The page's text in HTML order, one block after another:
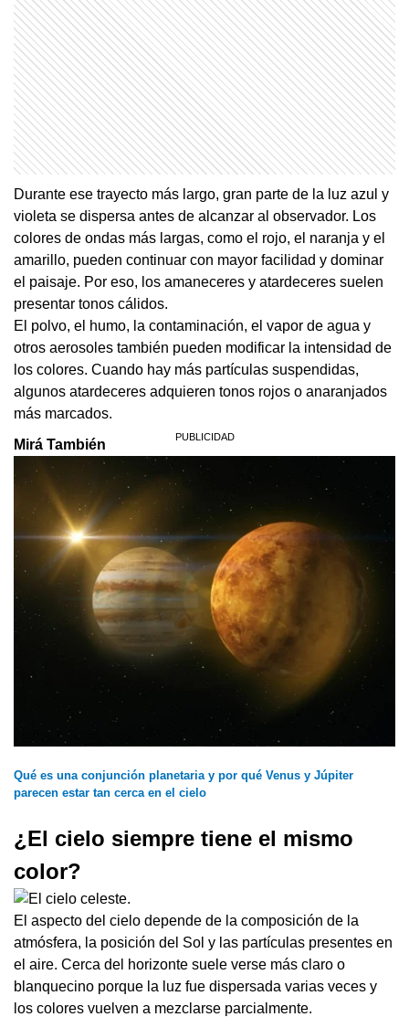
Durante ese trayecto más largo, gran parte de la luz azul y
violeta se dispersa antes de alcanzar al observador. Los
colores de ondas más largas, como el rojo, el naranja y el
amarillo, pueden continuar con mayor facilidad y dominar
el paisaje. Por eso, los amaneceres y atardeceres suelen
presentar tonos cálidos.
El polvo, el humo, la contaminación, el vapor de agua y
otros aerosoles también pueden modificar la intensidad de
los colores. Cuando hay más partículas suspendidas,
algunos atardeceres adquieren tonos rojos o anaranjados
más marcados.
Mirá También
Qué es una conjunción planetaria y por qué Venus y Júpiter
parecen estar tan cerca en el cielo
¿El cielo siempre tiene el mismo
color?
El aspecto del cielo depende de la composición de la
atmósfera, la posición del Sol y las partículas presentes en
el aire. Cerca del horizonte suele verse más claro o
blanquecino porque la luz fue dispersada varias veces y
los colores vuelven a mezclarse parcialmente.